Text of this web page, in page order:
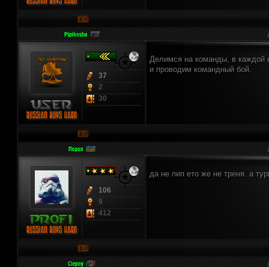
37
2
30
Делимся на команды, в каждой
и проводим командный бой.
106
9
412
да не пип ето же не треня. а